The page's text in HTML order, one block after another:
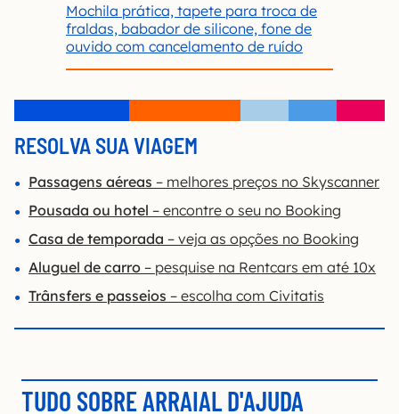
Mochila prática, tapete para troca de
fraldas, babador de silicone, fone de
ouvido com cancelamento de ruído
RESOLVA SUA VIAGEM
Passagens aéreas – melhores preços no Skyscanner
Pousada ou hotel – encontre o seu no Booking
Casa de temporada – veja as opções no Booking
Aluguel de carro – pesquise na Rentcars em até 10x
Trânsfers e passeios – escolha com Civitatis
TUDO SOBRE ARRAIAL D'AJUDA